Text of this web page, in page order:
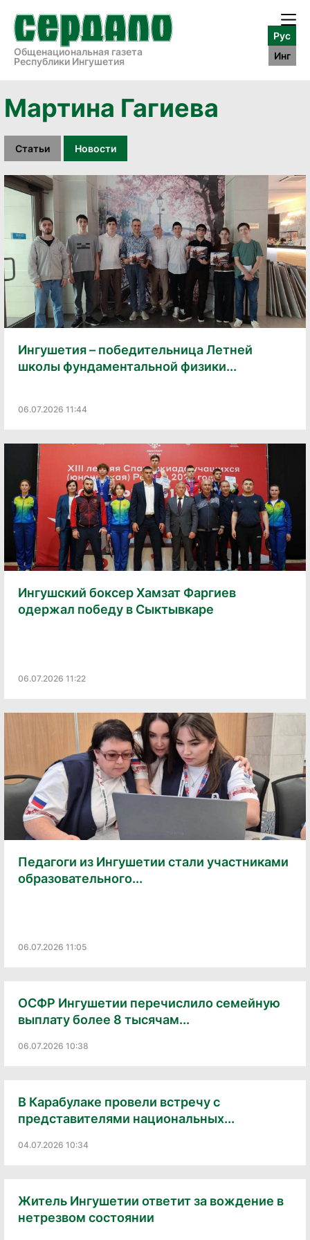
Общенациональная газета
Республики Ингушетия
Рус
Инг
Мартина Гагиева
Статьи Новости
Ингушетия – победительница Летней
школы фундаментальной физики...
06.07.2026 11:44
Ингушский боксер Хамзат Фаргиев
одержал победу в Сыктывкаре
06.07.2026 11:22
Педагоги из Ингушетии стали участниками
образовательного...
06.07.2026 11:05
ОСФР Ингушетии перечислило семейную
выплату более 8 тысячам...
06.07.2026 10:38
В Карабулаке провели встречу с
представителями национальных...
04.07.2026 10:34
Житель Ингушетии ответит за вождение в
нетрезвом состоянии